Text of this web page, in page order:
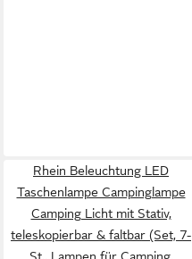
Rhein Beleuchtung LED
Taschenlampe Campinglampe
Camping Licht mit Stativ,
teleskopierbar & faltbar (Set, 7-